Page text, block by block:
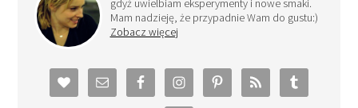
gdyż uwielbiam eksperymenty i nowe smaki.
Mam nadzieję, że przypadnie Wam do gustu:)
Zobacz więcej